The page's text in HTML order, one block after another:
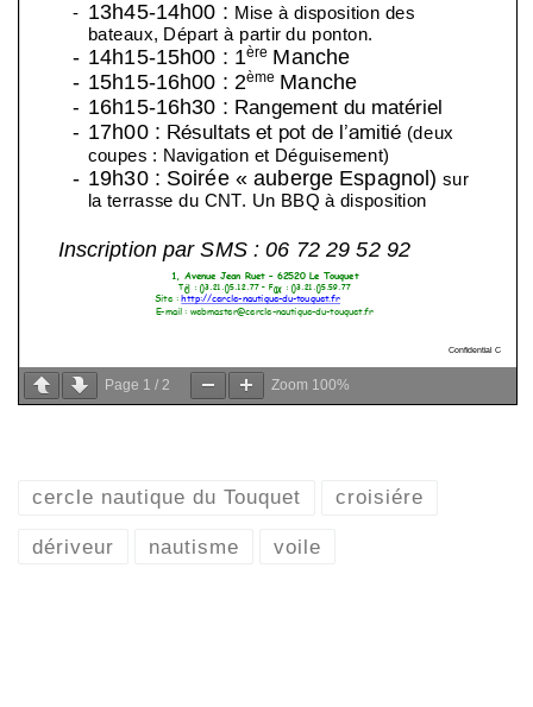
Page 1 / 2 Zoom 100%
cercle nautique du Touquet croisiére
dériveur nautisme voile